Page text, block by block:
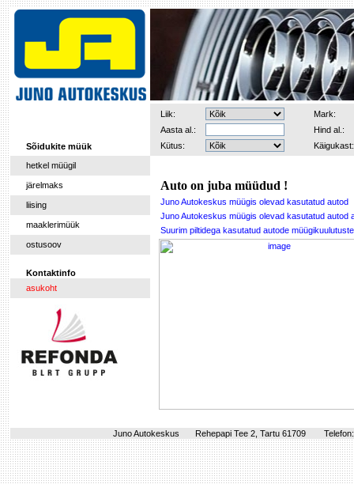
Sõidukite müük
Liik:
Mark:
Aasta al.:
Hind al.:
Kütus:
Käigukast:
hetkel müügil
järelmaks
liising
maaklerimüük
ostusoov
Kontaktinfo
asukoht
Auto on juba müüdud !
Juno Autokeskus müügis olevad kasutatud autod
Juno Autokeskus müügis olevad kasutatud autod
Suurim piltidega kasutatud autode
Juno Autokeskus Rehepapi Tee 2, Tartu 61709